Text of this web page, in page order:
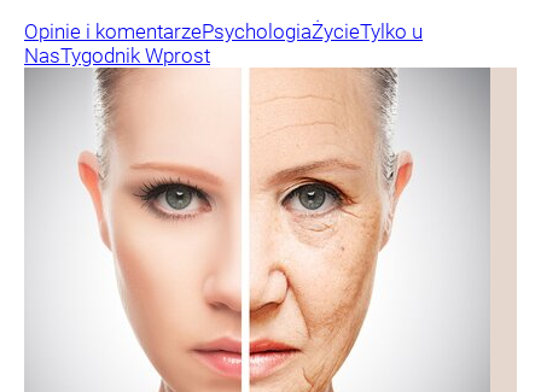
Opinie i komentarzePsychologiaŻycieTylko u
NasTygodnik Wprost